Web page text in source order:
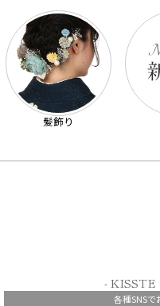
髪飾り
-
各種SNSで